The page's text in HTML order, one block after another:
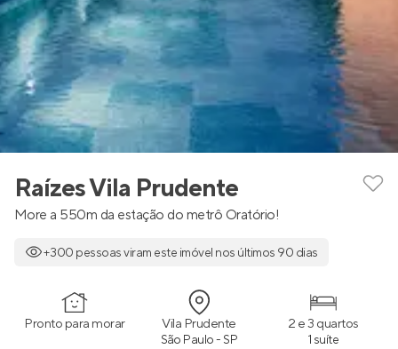
Raízes Vila Prudente
More a 550m da estação do metrô Oratório!
+300 pessoas viram este imóvel nos últimos 90 dias
Pronto para morar Vila Prudente
São Paulo - SP
2 e 3 quartos
1 suíte